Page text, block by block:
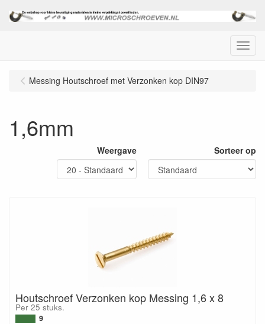
Menu
Messing Houtschroef met Verzonken kop DIN97
1,6mm
Weergave Sorteer op
Houtschroef Verzonken kop Messing 1,6 x 8
Per 25 stuks.
9